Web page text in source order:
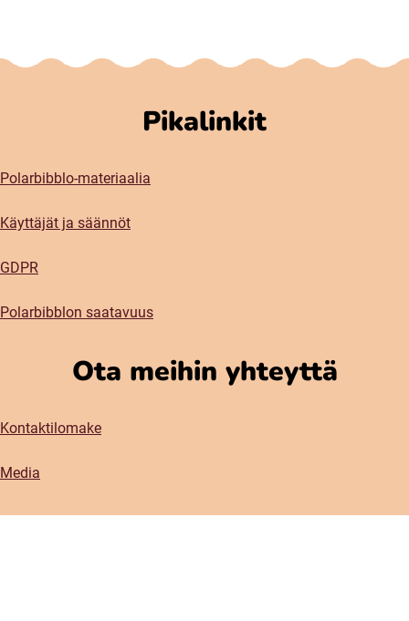
Pikalinkit
Polarbibblo-materiaalia
Käyttäjät ja säännöt
GDPR
Polarbibblon saatavuus
Ota meihin yhteyttä
Kontaktilomake
Media